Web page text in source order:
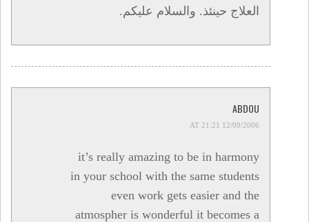
العلاج حينئذ. والسلام عليكم.
ABDOU
12/09/2006 AT 21:21
it’s really amazing to be in harmony
in your school with the same students
even work gets easier and the
atmospher is wonderful it becomes a